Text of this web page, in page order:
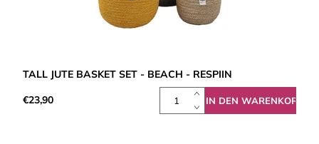
TALL JUTE BASKET SET - BEACH - RESPIIN
€23,90